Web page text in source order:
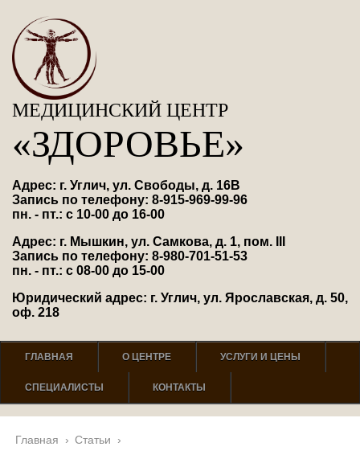
МЕДИЦИНСКИЙ ЦЕНТР
«ЗДОРОВЬЕ»
Адрес: г. Углич, ул. Свободы, д. 16В
Запись по телефону: 8-915-969-99-96
пн. - пт.: с 10-00 до 16-00
Адрес: г. Мышкин, ул. Самкова, д. 1, пом. III
Запись по телефону: 8-980-701-51-53
пн. - пт.: с 08-00 до 15-00
Юридический адрес: г. Углич, ул. Ярославская, д. 50,
оф. 218
ГЛАВНАЯ О ЦЕНТРЕ УСЛУГИ И ЦЕНЫ
СПЕЦИАЛИСТЫ КОНТАКТЫ
Главная › Статьи ›